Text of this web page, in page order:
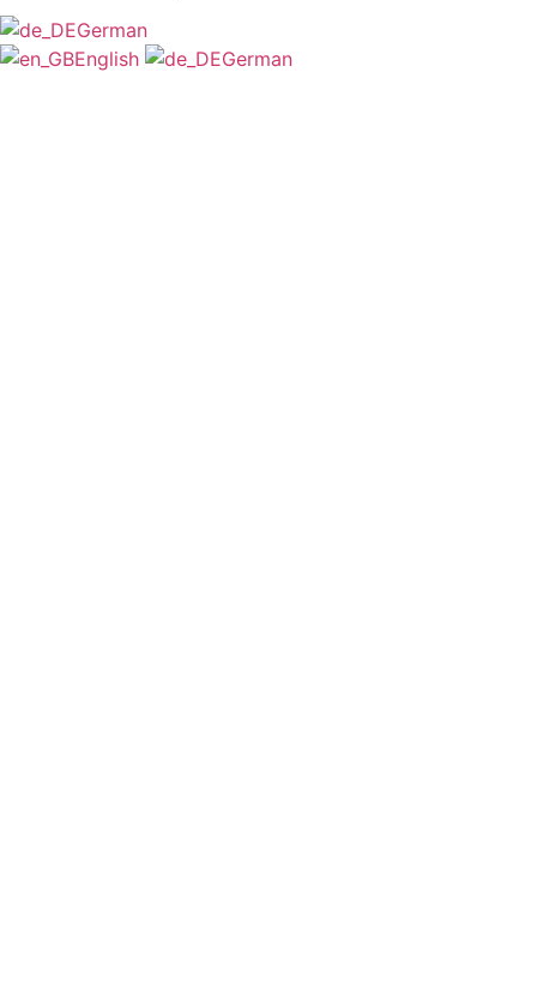
German
English
German